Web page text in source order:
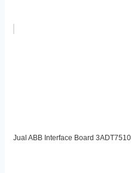
Jual ABB Interface Board